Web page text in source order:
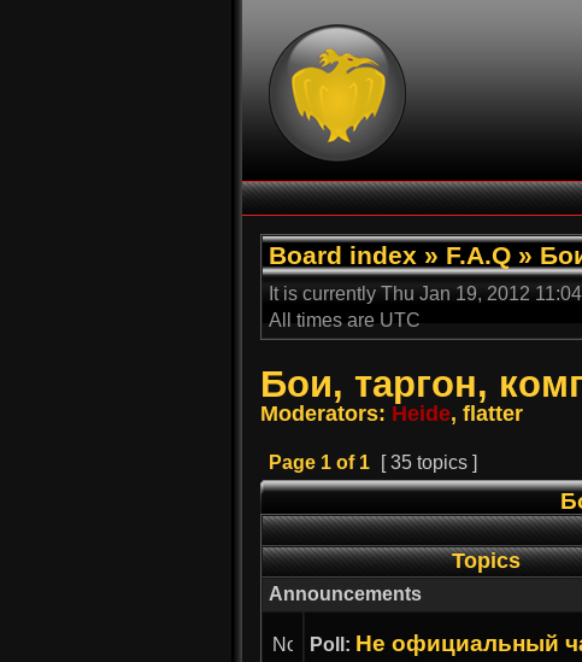
Board index » F.A.Q »
It is currently Thu Jan 19, 2012
All times are UTC
Бои, таргон,
Moderators: Heide, flatter
Page 1 of 1 [ 35 topics ]
Topics
Announcements
Poll: Не официальный